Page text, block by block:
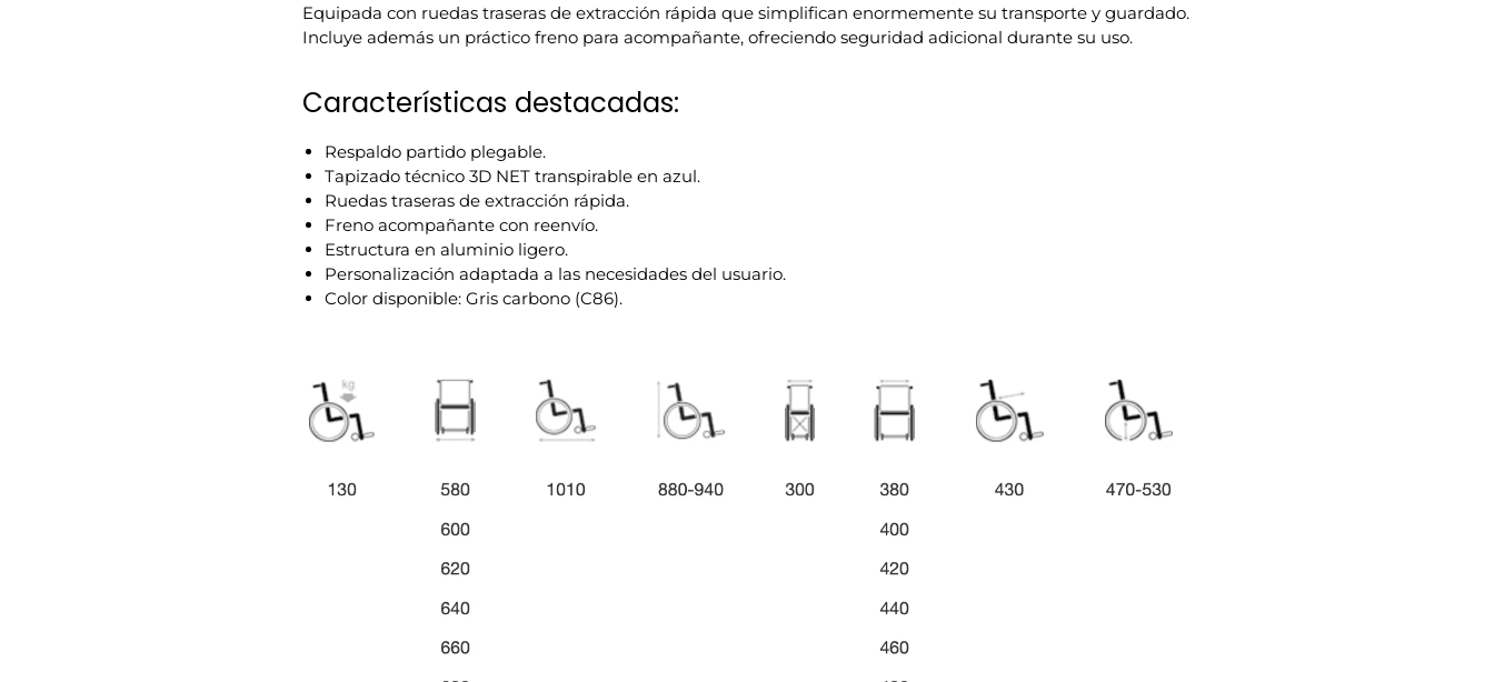
Equipada con ruedas traseras de extracción rápida que simplifican enormemente su transporte y guardado.
Incluye además un práctico freno para acompañante, ofreciendo seguridad adicional durante su uso.
Características destacadas:
Respaldo partido plegable.
Tapizado técnico 3D NET transpirable en azul.
Ruedas traseras de extracción rápida.
Freno acompañante con reenvío.
Estructura en aluminio ligero.
Personalización adaptada a las necesidades del usuario.
Color disponible: Gris carbono (C86).